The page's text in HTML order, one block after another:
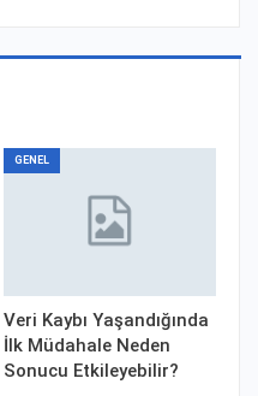
GENEL
Veri Kaybı Yaşandığında
İlk Müdahale Neden
Sonucu Etkileyebilir?